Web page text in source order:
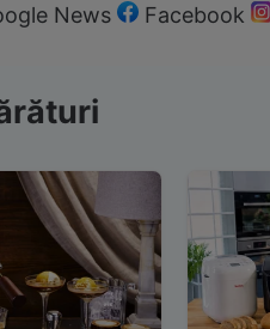
News Facebook